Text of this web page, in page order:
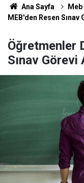
Ana Sayfa
MEB'den Resen Sınav
Öğretmenler
Sınav Görevi